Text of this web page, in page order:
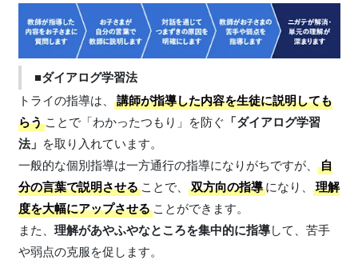
■ダイアログ学習法
トライの指導は、
講師が指導した内容を生徒に説明しても
らうことで「わかったつもり」を防ぐ 「ダイアログ学習
法」 を取り入れています。
一般的な個別指導は一方通行の指導になりがちですが、
自
分の言葉で説明させることで、 双方向の指導になり、
理解
度を大幅にアップさせることができます。
また、 理解があやふやなところを集中的に指導して、苦手
や弱点の克服を促します。